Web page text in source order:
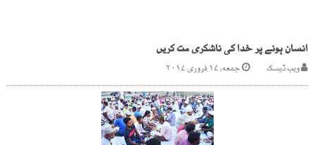
انسان ہونے پر خدا کی ناشکری مت کریں
ویب ڈیسک جمعه, ۱۷ فروری ۲۰۱۷